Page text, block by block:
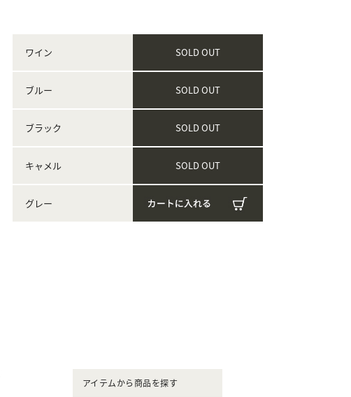
ワイン SOLD OUT
ブルー SOLD OUT
ブラック SOLD OUT
キャメル SOLD OUT
グレー
アイテムから商品を探す